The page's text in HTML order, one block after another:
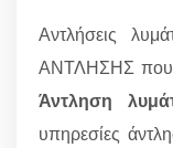
Αντλήσεις
ΑΝΤΛΗΣΗΣ που
Άντληση
υπηρεσίες